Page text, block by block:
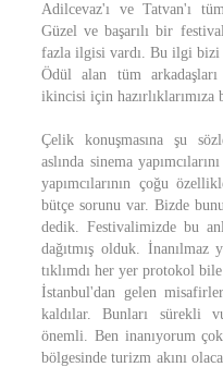
Adilcevaz'ı ve Tatvan'ı
Güzel ve başarılı bir
fazla ilgisi vardı. Bu ilgi bizi
Ödül alan tüm
ikincisi için hazırlıklarımıza
Çelik konuşmasına şu
aslında sinema
yapımcılarının çoğu
bütçe sorunu var. Bizde
dedik. Festivalimizde bu
dağıtmış olduk.
tıklımdı her yer protokol
İstanbul'dan gelen
kaldılar. Bunları sürekli
önemli. Ben inanıyorum
bölgesinde turizm akını